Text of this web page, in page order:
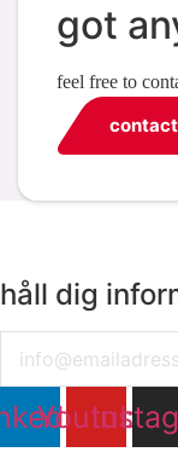
got
feel free to
contact
håll dig
Youtube